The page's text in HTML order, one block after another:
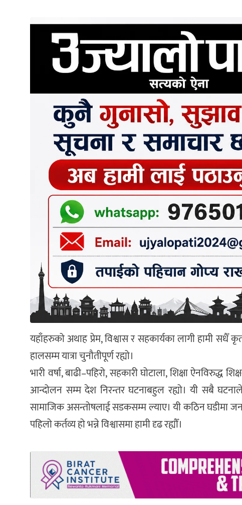
यहाँहरुको अथाह प्रेम, विश्वास र सहकार्यका लागी हामी सधैँ
हालसम्म यात्रा चुनौतीपूर्ण रह्यो।
भारी वर्षा, बाढी–पहिरो, सहकारी घोटाला, शिक्षा
आन्दोलन सम्म देश निरन्तर घटनाबहुल रह्यो। यी सबै घटनाले
सामाजिक असन्तोषलाई सडकसम्म ल्याए। यी कठिन घडीमा
पहिलो कर्तव्य हो भन्ने विश्वासमा हामी दृढ रह्यौँ।